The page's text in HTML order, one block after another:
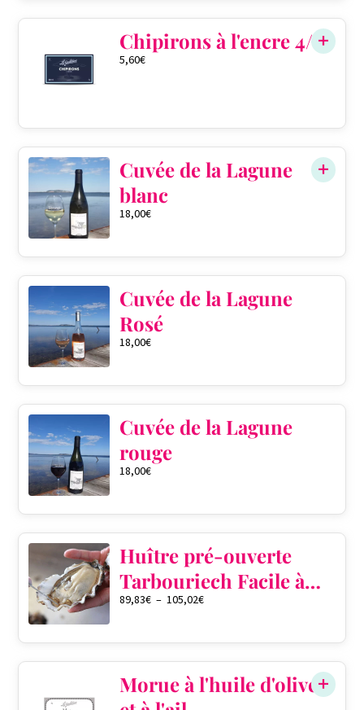
Chipirons à l'encre 4/6
5,60€
Cuvée de la Lagune
blanc
18,00€
Cuvée de la Lagune
Rosé
18,00€
Cuvée de la Lagune
rouge
18,00€
Huître pré-ouverte
Tarbouriech Facile à
ouvrir
89,83€ – 105,02€
Morue à l'huile d'olive